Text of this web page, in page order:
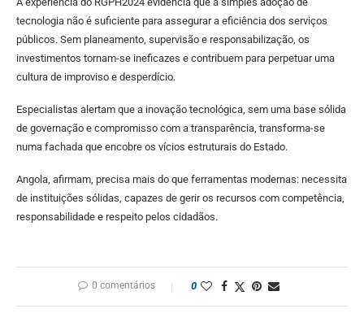
tecnologia não é suficiente para assegurar a eficiência dos serviços
públicos. Sem planeamento, supervisão e responsabilização, os
investimentos tornam-se ineficazes e contribuem para perpetuar uma
cultura de improviso e desperdício.
Especialistas alertam que a inovação tecnológica, sem uma base sólida
de governação e compromisso com a transparência, transforma-se
numa fachada que encobre os vícios estruturais do Estado.
Angola, afirmam, precisa mais do que ferramentas modernas: necessita
de instituições sólidas, capazes de gerir os recursos com competência,
responsabilidade e respeito pelos cidadãos.
0 comentários 0